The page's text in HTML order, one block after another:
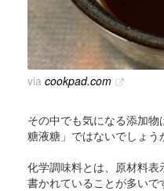
via cookpad.com
その中でも気になる添加
糖液糖」ではないでしょう
化学調味料とは、原材料表
書かれていることが多いで